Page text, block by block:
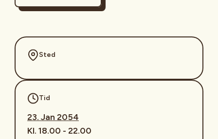
Sted
Tid
23. Jan 2054
Kl. 18.00 - 22.00